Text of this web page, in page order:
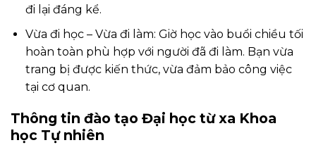
đi lại đáng kể.
Vừa đi học – Vừa đi làm: Giờ học vào buổi chiều tối
hoàn toàn phù hợp với người đã đi làm. Bạn vừa
trang bị được kiến thức, vừa đảm bảo công việc
tại cơ quan.
Thông tin đào tạo Đại học từ xa Khoa
học Tự nhiên